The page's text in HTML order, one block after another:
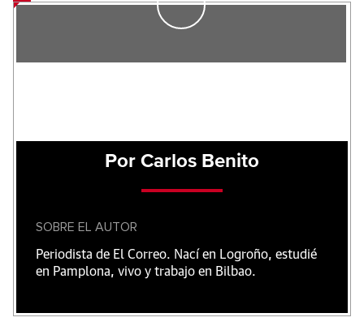
Por Carlos Benito
SOBRE EL AUTOR
Periodista de El Correo. Nací en Logroño, estudié
en Pamplona, vivo y trabajo en Bilbao.